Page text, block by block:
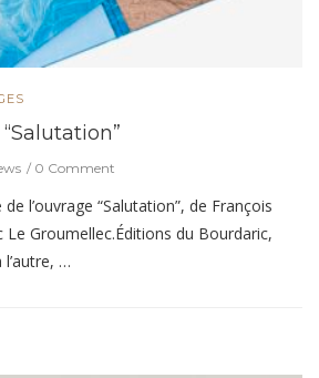
0 Comment
l’ouvrage “Salutation”, de François
Groumellec.Éditions du Bourdaric,
l’autre, …